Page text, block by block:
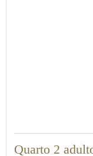
Quarto 2